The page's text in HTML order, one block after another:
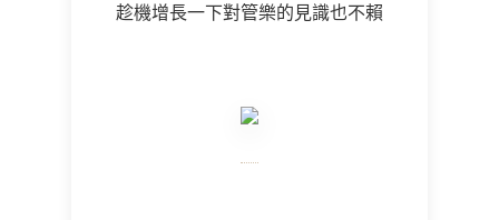
趁機增長一下對管樂的見識也不賴